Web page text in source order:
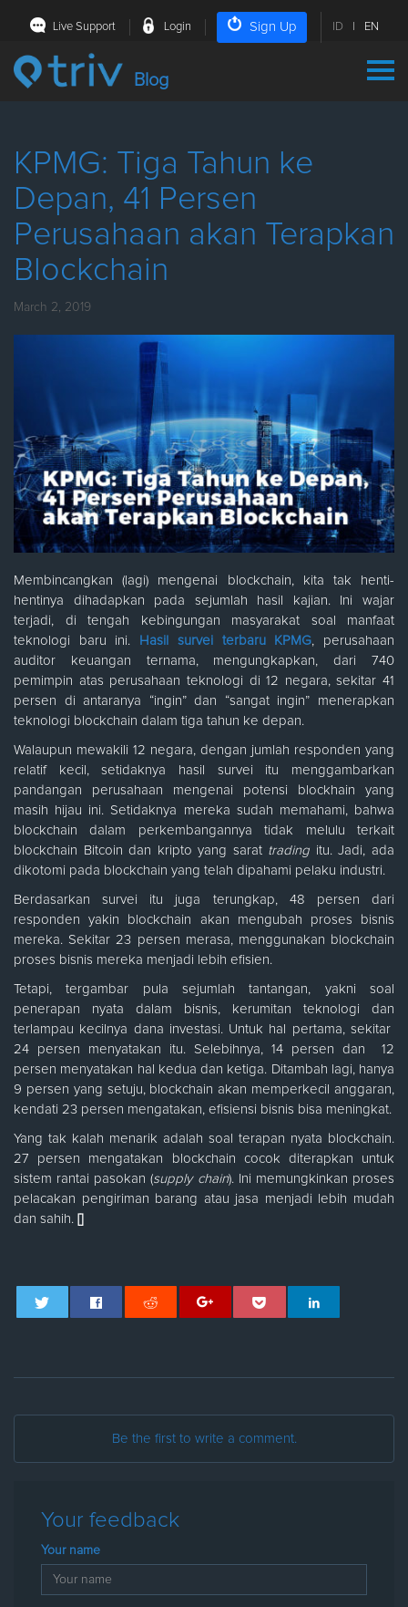
Live Support Login Sign Up ID EN
Blog
KPMG: Tiga Tahun ke
Depan, 41 Persen
Perusahaan akan Terapkan
Blockchain
March 2, 2019
Membincangkan (lagi) mengenai blockchain, kita tak henti-
hentinya dihadapkan pada sejumlah hasil kajian. Ini wajar
terjadi, di tengah kebingungan masyarakat soal manfaat
teknologi baru ini.
Hasil survei terbaru KPMG, perusahaan
auditor keuangan ternama, mengungkapkan, dari 740
pemimpin atas perusahaan teknologi di 12 negara, sekitar 41
persen di antaranya “ingin” dan “sangat ingin” menerapkan
teknologi blockchain dalam tiga tahun ke depan.
Walaupun mewakili 12 negara, dengan jumlah responden yang
relatif kecil, setidaknya hasil survei itu menggambarkan
pandangan perusahaan mengenai potensi blockhain yang
masih hijau ini. Setidaknya mereka sudah memahami, bahwa
blockchain dalam perkembangannya tidak melulu terkait
blockchain Bitcoin dan kripto yang sarat trading itu. Jadi, ada
dikotomi pada blockchain yang telah dipahami pelaku industri.
Berdasarkan survei itu juga terungkap, 48 persen dari
responden yakin blockchain akan mengubah proses bisnis
mereka. Sekitar 23 persen merasa, menggunakan blockchain
proses bisnis mereka menjadi lebih efisien.
Tetapi, tergambar pula sejumlah tantangan, yakni soal
penerapan nyata dalam bisnis, kerumitan teknologi dan
terlampau kecilnya dana investasi. Untuk hal pertama, sekitar
24 persen menyatakan itu. Selebihnya, 14 persen dan 12
persen menyatakan hal kedua dan ketiga. Ditambah lagi, hanya
9 persen yang setuju, blockchain akan memperkecil anggaran,
kendati 23 persen mengatakan, efisiensi bisnis bisa meningkat.
Yang tak kalah menarik adalah soal terapan nyata blockchain.
27 persen mengatakan blockchain cocok diterapkan untuk
sistem rantai pasokan (supply chain). Ini memungkinkan proses
pelacakan pengiriman barang atau jasa menjadi lebih mudah
dan sahih. []
Be the first to write a comment.
Your feedback
Your name